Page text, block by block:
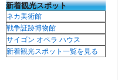
新着観光スポット
ネカ美術館
戦争証跡博物館
サイゴン オペラ ハウス
新着観光スポット一覧を見る